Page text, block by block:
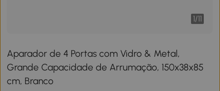
1/11
Aparador de 4 Portas com Vidro & Metal,
Grande Capacidade de Arrumação, 150x38x85
cm, Branco